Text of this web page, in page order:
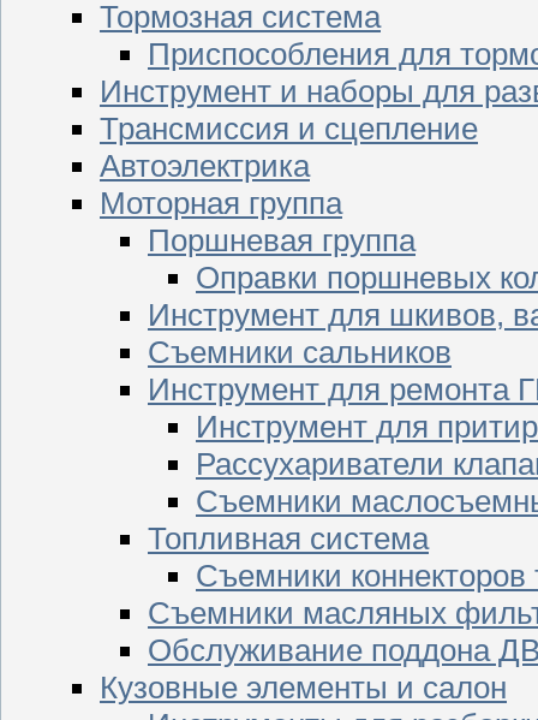
Тормозная система
Приспособления для
Инструмент и наборы для
Трансмиссия и сцепление
Автоэлектрика
Моторная группа
Поршневая группа
Оправки поршневых
Инструмент для шкивов,
Съемники сальников
Инструмент для ремонта
Инструмент для
Рассухариватели
Съемники
Топливная система
Съемники
Съемники масляных
Обслуживание поддона
Кузовные элементы и салон